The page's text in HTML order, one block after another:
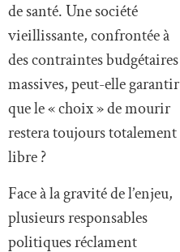
de santé. Une société
vieillissante, confrontée à
des contraintes budgétaires
massives, peut-elle garantir
que le « choix » de mourir
restera toujours totalement
libre ?
Face à la gravité de l’enjeu,
plusieurs responsables
politiques réclament